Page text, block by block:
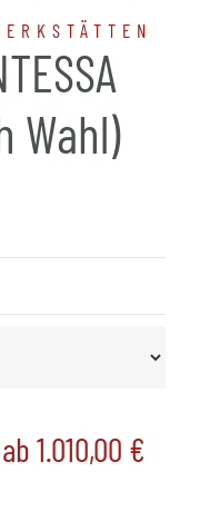
Wahl)
ab 1.010,00 €